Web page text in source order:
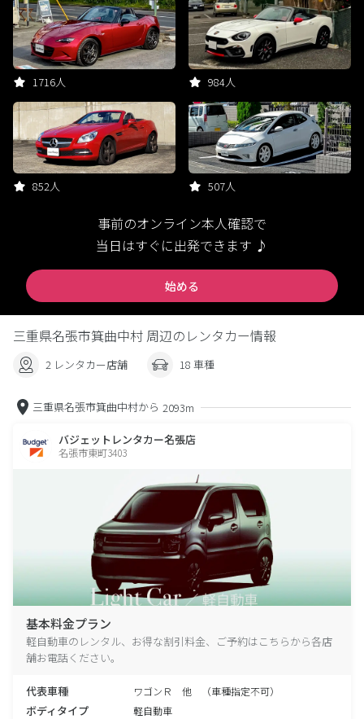
1716人 984人
852人 507人
事前のオンライン本人確認で
当日はすぐに出発できます ♪
始める
三重県名張市箕曲中村 周辺のレンタカー情報
2 レンタカー店舗 18 車種
三重県名張市箕曲中村から 2093m
バジェットレンタカー名張店
名張市東町3403
基本料金プラン
軽自動車のレンタル、お得な割引料金、ご予約はこちらから各店
舗お電話ください。
代表車種 ワゴンＲ 他 （車種指定不可）
ボディタイプ 軽自動車